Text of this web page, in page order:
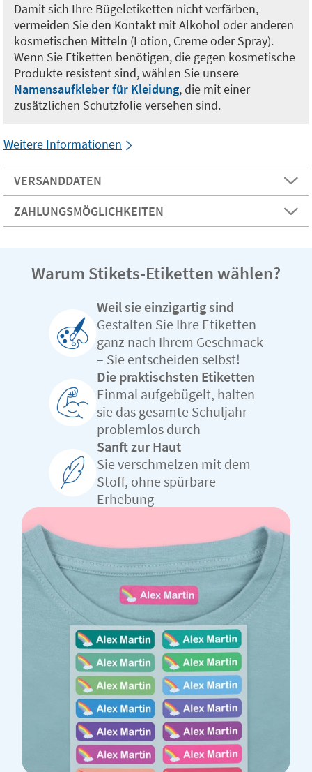
Damit sich Ihre Bügeletiketten nicht verfärben,
vermeiden Sie den Kontakt mit Alkohol oder anderen
kosmetischen Mitteln (Lotion, Creme oder Spray).
Wenn Sie Etiketten benötigen, die gegen kosmetische
Produkte resistent sind, wählen Sie unsere
Namensaufkleber für Kleidung, die mit einer
zusätzlichen Schutzfolie versehen sind.
Weitere Informationen
VERSANDDATEN
ZAHLUNGSMÖGLICHKEITEN
Warum Stikets-Etiketten wählen?
Weil sie einzigartig sind
Gestalten Sie Ihre Etiketten
ganz nach Ihrem Geschmack
– Sie entscheiden selbst!
Die praktischsten Etiketten
Einmal aufgebügelt, halten
sie das gesamte Schuljahr
problemlos durch
Sanft zur Haut
Sie verschmelzen mit dem
Stoff, ohne spürbare
Erhebung